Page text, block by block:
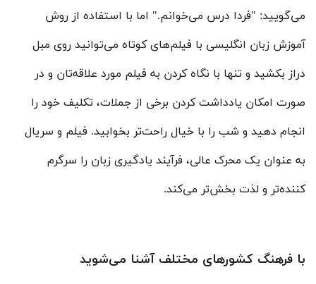
می‌گویید: "فردا درس می‌خوانم." اما با استفاده از روش
آموزش زبان انگلیسی با فیلم‌های کوتاه می‌توانید روی مبل
دراز بکشید و تنها با نگاه کردن به فیلم مورد علاقه‌تان و در
صورت امکان یادداشت کردن برخی از جملات، تکلیف خود را
انجام دهید و شب را با خیال راحت‌تر بخوابید. فیلم و سریال
به عنوان یک محرک عالی، فرآیند یادگیری زبان را سرگرم
کننده‌تر و لذت بخش‌تر می‌کند.
با فرهنگ کشورهای مختلف آشنا می‌شوید